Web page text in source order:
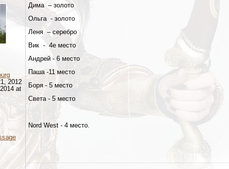
Дима – золото
Ольга - золото
Леня – серебро
Вик - 4е место
Андрей - 6 место
Паша -11 место
Боря - 5 место
Света - 5 место
Nord West - 4 место.
2012
at